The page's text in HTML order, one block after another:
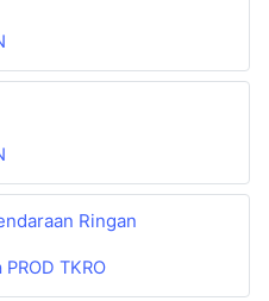
Ringan
TKRO